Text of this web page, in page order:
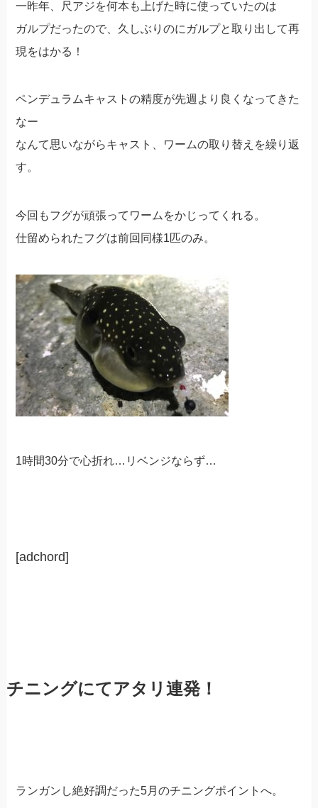
一昨年、尺アジを何本も上げた時に使っていたのは
ガルプだったので、久しぶりのにガルプと取り出して再
現をはかる！
ペンデュラムキャストの精度が先週より良くなってきた
なー
なんて思いながらキャスト、ワームの取り替えを繰り返
す。
今回もフグが頑張ってワームをかじってくれる。
仕留められたフグは前回同様1匹のみ。
1時間30分で心折れ…リベンジならず…
[adchord]
チニングにてアタリ連発！
ランガンし絶好調だった5月のチニングポイントへ。